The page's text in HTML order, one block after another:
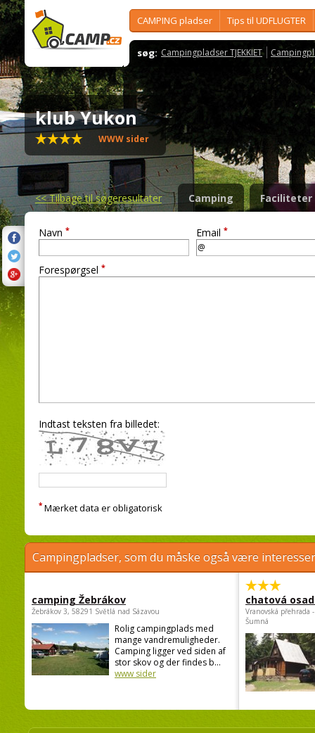
CAMPING pladser Tips til UDFLUGTER
søg: Campingpladser TJEKKIET
klub Yukon
WWW sider
<<Tilbage til søgeresultater Camping Faciliteter
Navn * Email *
Forespørgsel *
Indtast teksten fra billedet:
* Mærket data er obligatorisk
Campingpladser, som du måske også være
camping Žebrákov
Žebrákov 3, 58291 Světlá nad Sázavou
Rolig campingplads med
mange vandremuligheder.
Camping ligger ved siden af
stor skov og der findes b...
www sider
chatová
Vranovská přehrada
Šumná